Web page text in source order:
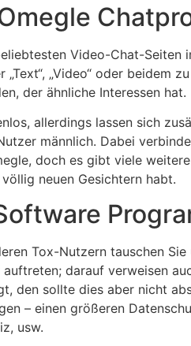
Video-Chat-Seiten
„Text“, „Video“ oder beidem
der ähnliche Interessen hat.
allerdings lassen sich
männlich. Dabei
doch es gibt viele
neuen Gesichtern habt.
Tox-Nutzern tauschen
auftreten; darauf verweisen
den sollte dies aber nicht
– einen größeren
usw.